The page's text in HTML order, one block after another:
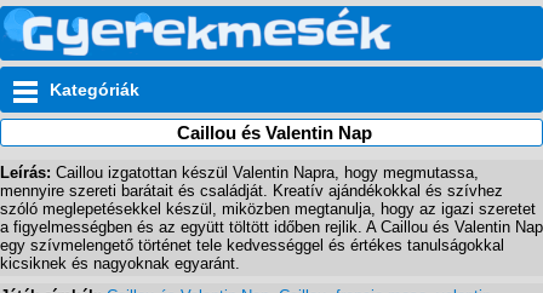
Kategóriák
Caillou és Valentin Nap
Leírás: Caillou izgatottan készül Valentin Napra, hogy megmutassa,
mennyire szereti barátait és családját. Kreatív ajándékokkal és szívhez
szóló meglepetésekkel készül, miközben megtanulja, hogy az igazi szeretet
a figyelmességben és az együtt töltött időben rejlik. A Caillou és Valentin Nap
egy szívmelengető történet tele kedvességgel és értékes tanulságokkal
kicsiknek és nagyoknak egyaránt.